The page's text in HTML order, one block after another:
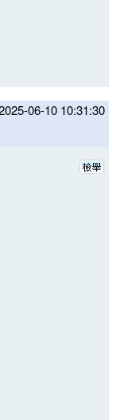
06-10 10:31:30